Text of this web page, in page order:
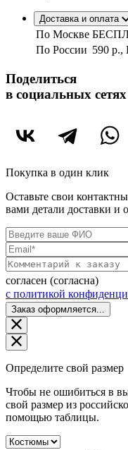
Доставка и оплата
По Москве
По России 590
Поделиться
в социальных сетях
Покупка в один клик
Оставьте свои
вами детали доставки и
согласен (согласна)
c политикой
Заказ оформляется...
Определите свой размер
Чтобы не ошибиться в
свой размер из
помощью таблицы.